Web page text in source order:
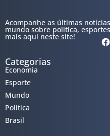
Acompanhe as últimas
mundo sobre política,
mais aqui neste site!
Categorias
Economia
Esporte
Mundo
Política
Brasil